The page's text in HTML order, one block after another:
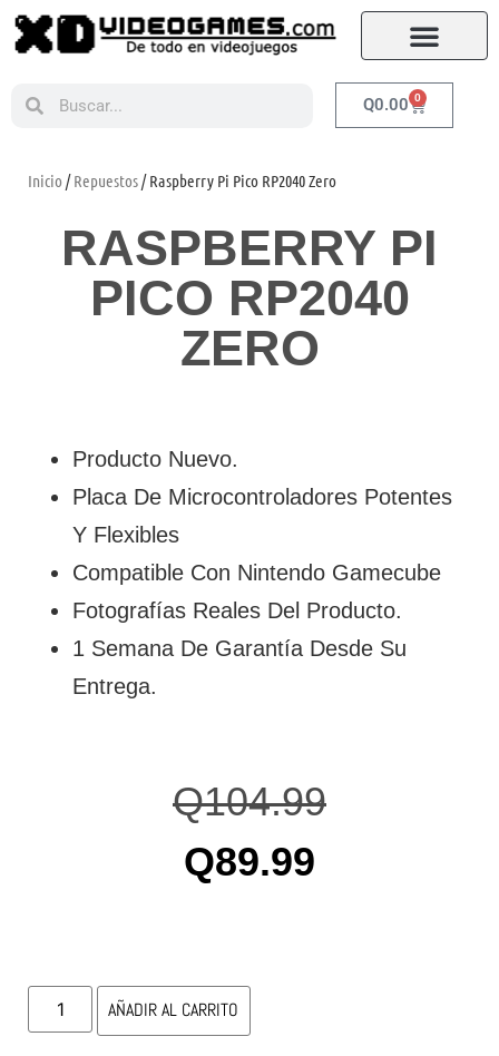
Q0.00 0
Inicio /Repuestos/ Raspberry Pi Pico RP2040 Zero
RASPBERRY PI
PICO RP2040
ZERO
Producto Nuevo.
Placa De Microcontroladores Potentes
Y Flexibles
Compatible Con Nintendo Gamecube
Fotografías Reales Del Producto.
1 Semana De Garantía Desde Su
Entrega.
Q104.99
Q89.99
AÑADIR AL CARRITO